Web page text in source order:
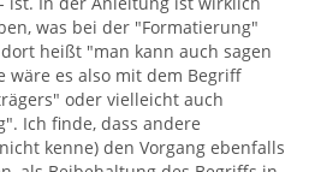
was bei der "Formatierung"
heißt "man kann auch sagen
wäre es also mit dem Begriff
oder vielleicht auch
Ich finde, dass andere
kenne) den Vorgang ebenfalls